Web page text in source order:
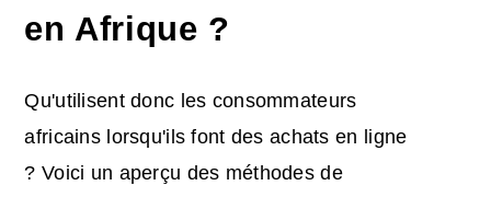
en Afrique ?
Qu'utilisent donc les consommateurs
africains lorsqu'ils font des achats en ligne
? Voici un aperçu des méthodes de